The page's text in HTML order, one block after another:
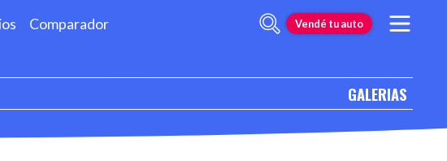
Comparador Vendé tu auto
GALERIAS